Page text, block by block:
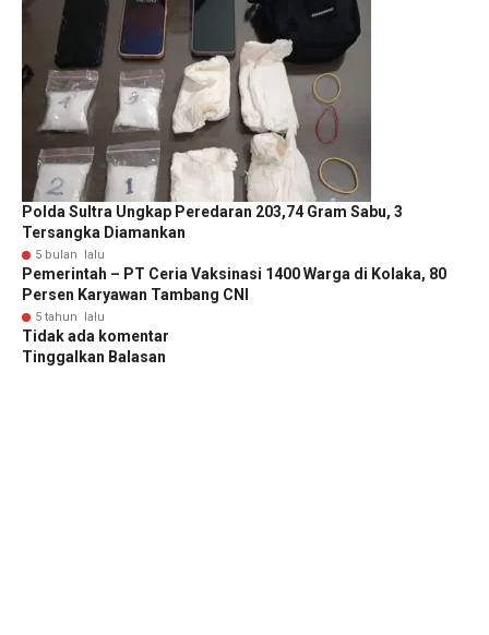
Polda Sultra Ungkap Peredaran 203,74 Gram Sabu, 3
Tersangka Diamankan
5 bulan lalu
Pemerintah – PT Ceria Vaksinasi 1400 Warga di Kolaka, 80
Persen Karyawan Tambang CNI
5 tahun lalu
Tidak ada komentar
Tinggalkan Balasan